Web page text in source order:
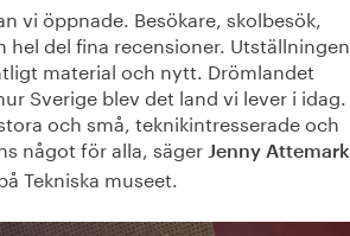
vi öppnade. Besökare, skolbesök,
hel del fina recensioner. Utställningen
material och nytt. Drömlandet
Sverige blev det land vi lever i idag.
och små, teknikintresserade och
något för alla, säger Jenny Attemark
Tekniska museet.